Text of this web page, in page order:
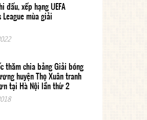
đấu, xếp hạng UEFA
mùa giải
thăm chia bảng Giải bóng
huyện Thọ Xuân tranh
tại Hà Nội lần thứ 2